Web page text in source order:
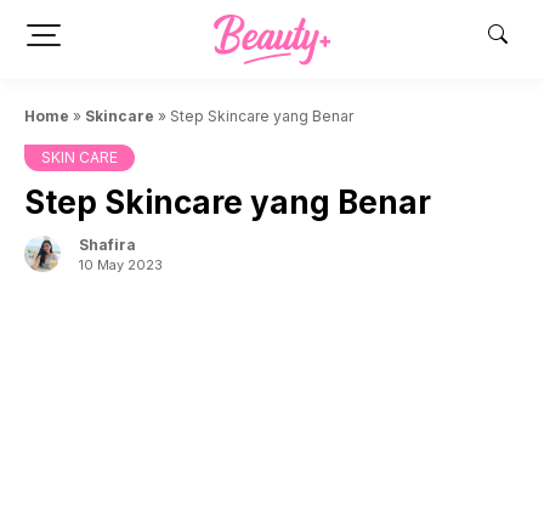
Home » Skincare » Step Skincare yang Benar
SKIN CARE
Step Skincare yang Benar
Shafira
10 May 2023